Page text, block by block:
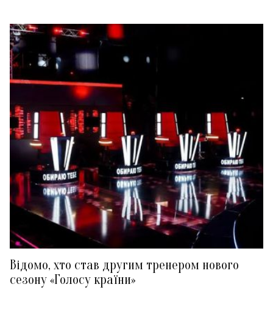
Відомо, хто став другим тренером нового
сезону «Голосу країни»